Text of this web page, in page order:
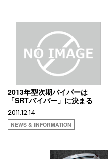
2013年型次期バイパーは
「SRTバイパー」に決まる
2011.12.14
NEWS & INFORMATION